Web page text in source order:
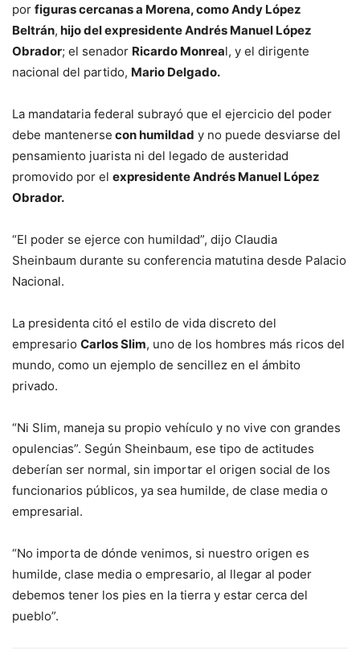
por figuras cercanas a Morena, como Andy López
Beltrán, hijo del expresidente Andrés Manuel López
Obrador; el senador Ricardo Monreal, y el dirigente
nacional del partido, Mario Delgado.
La mandataria federal subrayó que el ejercicio del poder
debe mantenerse con humildad y no puede desviarse del
pensamiento juarista ni del legado de austeridad
promovido por el expresidente Andrés Manuel López
Obrador.
“El poder se ejerce con humildad”, dijo Claudia
Sheinbaum durante su conferencia matutina desde Palacio
Nacional.
La presidenta citó el estilo de vida discreto del
empresario Carlos Slim, uno de los hombres más ricos del
mundo, como un ejemplo de sencillez en el ámbito
privado.
“Ni Slim, maneja su propio vehículo y no vive con grandes
opulencias”. Según Sheinbaum, ese tipo de actitudes
deberían ser normal, sin importar el origen social de los
funcionarios públicos, ya sea humilde, de clase media o
empresarial.
“No importa de dónde venimos, si nuestro origen es
humilde, clase media o empresario, al llegar al poder
debemos tener los pies en la tierra y estar cerca del
pueblo”.